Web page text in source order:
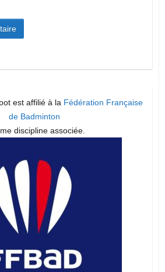
est affilié à la Fédération Française
de Badminton
discipline associée.